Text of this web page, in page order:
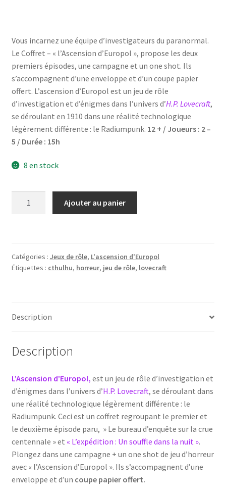
Vous incarnez une équipe d’investigateurs du paranormal.
Le Coffret – « l’Ascension d’Europol », propose les deux
premiers épisodes, une campagne et un one shot. Ils
s’accompagnent d’une enveloppe et d’un coupe papier
offert. L’ascension d’Europol est un jeu de rôle
d’investigation et d’énigmes dans l’univers d’H.P. Lovecraft,
se déroulant en 1910 dans une réalité technologique
légèrement différente : le Radiumpunk. 12 + / Joueurs : 2 –
5 / Durée : 15h
8 en stock
crue
centennale
dans
nuit
L’ascension
d'Europol
Ajouter au panier
Catégories : Jeux de rôle, L'ascension d'Europol
Étiquettes : cthulhu, horreur, jeu de rôle, lovecraft
Description
Description
L’Ascension d’Europol, est un jeu de rôle d’investigation et
d’énigmes dans l’univers d’H.P. Lovecraft, se déroulant dans
une réalité technologique légèrement différente : le
Radiumpunk. Ceci est un coffret regroupant le premier et
le deuxième épisode paru, » Le bureau d’enquête sur la crue
centennale » et « L’expédition : Un souffle dans la nuit ».
Plongez dans une campagne + un one shot de jeu d’horreur
avec « l’Ascension d’Europol ». Ils s’accompagnent d’une
enveloppe et d’un coupe papier offert.